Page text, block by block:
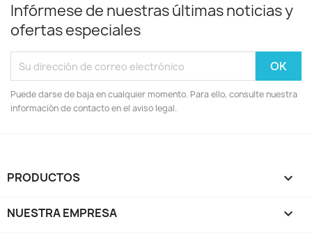
Infórmese de nuestras últimas noticias y
ofertas especiales
Puede darse de baja en cualquier momento. Para ello, consulte nuestra
información de contacto en el aviso legal.
PRODUCTOS 
NUESTRA EMPRESA 